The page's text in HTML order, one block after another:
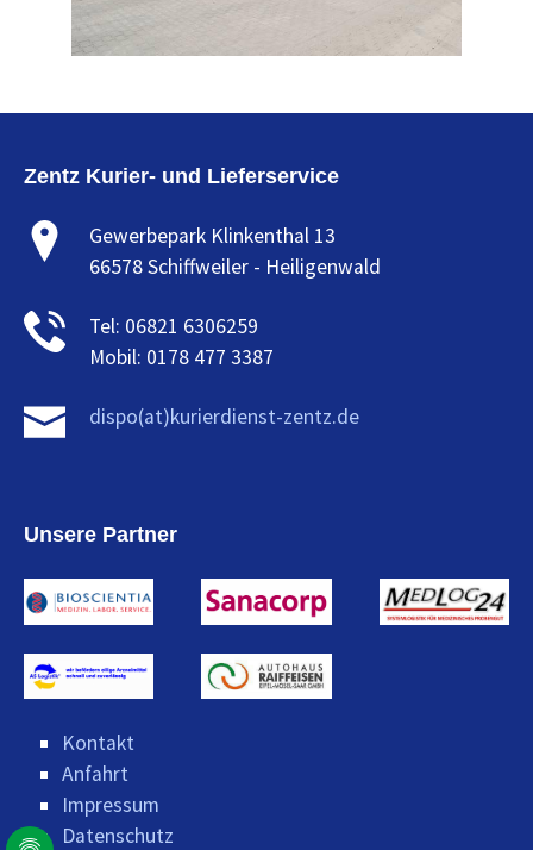
Zentz Kurier- und Lieferservice
Gewerbepark Klinkenthal 13
66578 Schiffweiler - Heiligenwald
Tel: 06821 6306259
Mobil: 0178 477 3387
dispo(at)kurierdienst-zentz.de
Unsere Partner
Kontakt
Anfahrt
Impressum
Datenschutz